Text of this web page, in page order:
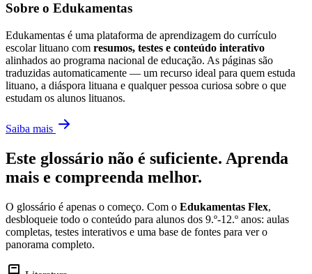
Sobre o Edukamentas
Edukamentas é uma plataforma de aprendizagem do currículo
escolar lituano com resumos, testes e conteúdo interativo
alinhados ao programa nacional de educação. As páginas são
traduzidas automaticamente — um recurso ideal para quem estuda
lituano, a diáspora lituana e qualquer pessoa curiosa sobre o que
estudam os alunos lituanos.
Saiba mais
Este glossário não é suficiente. Aprenda
mais e compreenda melhor.
O glossário é apenas o começo. Com o Edukamentas Flex,
desbloqueie todo o conteúdo para alunos dos 9.º-12.º anos: aulas
completas, testes interativos e uma base de fontes para ver o
panorama completo.